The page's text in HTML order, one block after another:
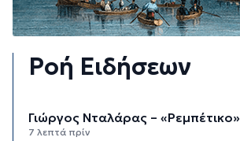
Ροή Ειδήσεων
Γιώργος Νταλάρας – «Ρεμπέτικο»
7 λεπτά πρίν